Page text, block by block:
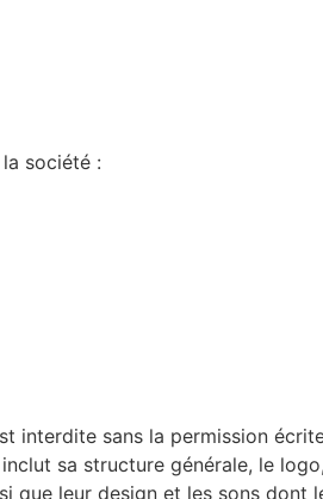
société :
interdite sans la permission
sa structure générale, le
que leur design et les sons